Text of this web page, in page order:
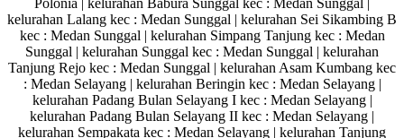
Polonia | kelurahan Babura Sunggal kec : Medan Sunggal |
kelurahan Lalang kec : Medan Sunggal | kelurahan Sei Sikambing B
kec : Medan Sunggal | kelurahan Simpang Tanjung kec : Medan
Sunggal | kelurahan Sunggal kec : Medan Sunggal | kelurahan
Tanjung Rejo kec : Medan Sunggal | kelurahan Asam Kumbang kec
: Medan Selayang | kelurahan Beringin kec : Medan Selayang |
kelurahan Padang Bulan Selayang I kec : Medan Selayang |
kelurahan Padang Bulan Selayang II kec : Medan Selayang |
kelurahan Sempakata kec : Medan Selayang | kelurahan Tanjung